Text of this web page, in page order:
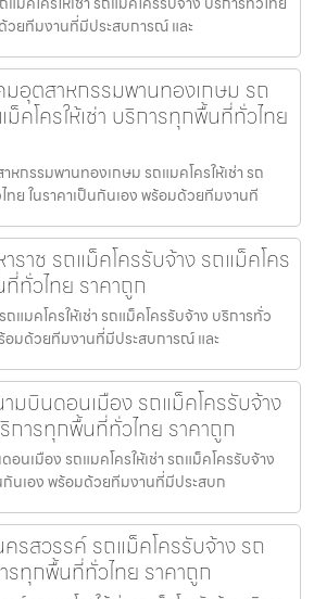
วยทีมงานที่มีประสบการณ์ และ
มอุตสาหกรรมพานทองเกษม รถ
คโครให้เช่า บริการทุกพื้นที่ทั่วไทย
กรรมพานทองเกษม รถแมคโครให้เช่า รถ
ทย ในราคาเป็นกันเอง พร้อมด้วยทีมงานที
าราช รถแม็คโครรับจ้าง รถแม็คโคร
ทั่วไทย ราคาถูก
ถแมคโครให้เช่า รถแม็คโครรับจ้าง บริการทั่ว
อมด้วยทีมงานที่มีประสบการณ์ และ
มบินดอนเมือง รถแม็คโครรับจ้าง
การทุกพื้นที่ทั่วไทย ราคาถูก
นเมือง รถแมคโครให้เช่า รถแม็คโครรับจ้าง
กันเอง พร้อมด้วยทีมงานที่มีประสบก
รสวรรค์ รถแม็คโครรับจ้าง รถ
รทุกพื้นที่ทั่วไทย ราคาถูก